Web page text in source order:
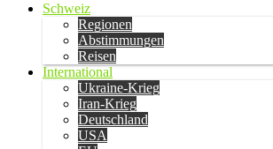
Schweiz
Regionen
Abstimmungen
Reisen
International
Ukraine-Krieg
Iran-Krieg
Deutschland
USA